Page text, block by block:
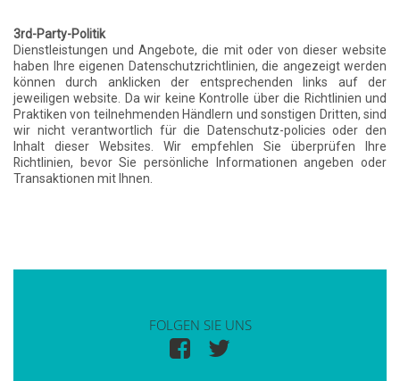
3rd-Party-Politik
Dienstleistungen und Angebote, die mit oder von dieser website
haben Ihre eigenen Datenschutzrichtlinien, die angezeigt werden
können durch anklicken der entsprechenden links auf der
jeweiligen website. Da wir keine Kontrolle über die Richtlinien und
Praktiken von teilnehmenden Händlern und sonstigen Dritten, sind
wir nicht verantwortlich für die Datenschutz-policies oder den
Inhalt dieser Websites. Wir empfehlen Sie überprüfen Ihre
Richtlinien, bevor Sie persönliche Informationen angeben oder
Transaktionen mit Ihnen.
FOLGEN SIE UNS